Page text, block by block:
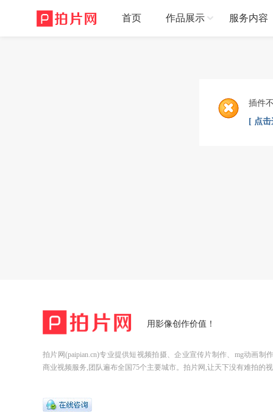
首页 作品展示 服务内容
插件
[ 点
用影像创作价值！
拍片网(paipian.cn)专业提供短视频拍摄、企业宣传片制作、mg动画制
商业视频服务,团队遍布全国75个主要城市。拍片网,让天下没有难拍的